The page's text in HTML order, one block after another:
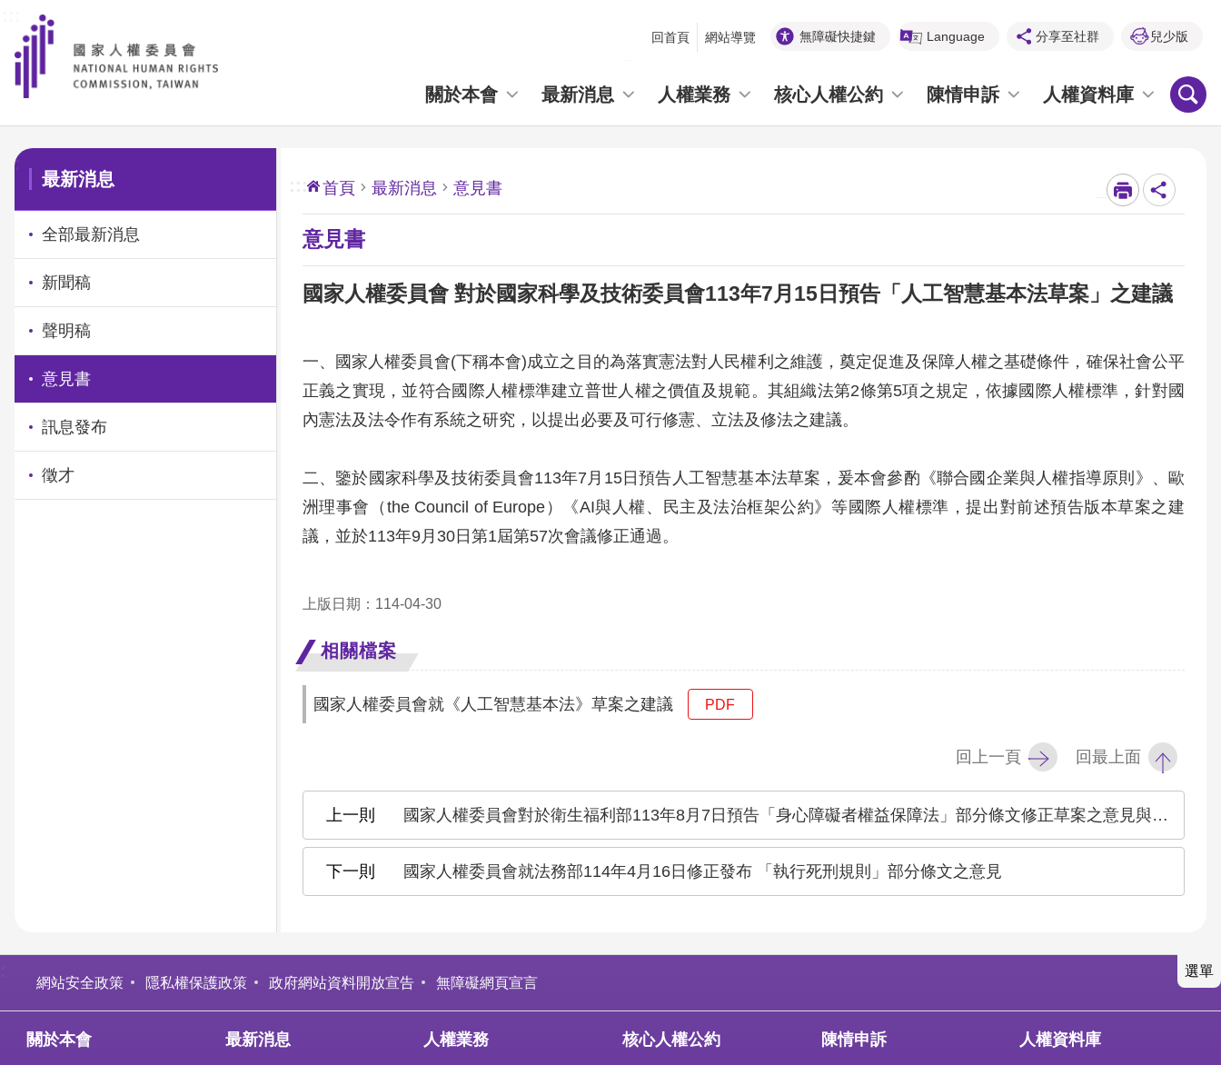
前往主要內容區塊
回首頁 網站導覽 無障礙快捷鍵 Language 分享至社群 兒少版
關於本會 最新消息 人權業務 核心人權公約 陳情申訴 人權資料庫
:::
最新消息
全部最新消息
新聞稿
聲明稿
意見書
訊息發布
徵才
::: 首頁 最新消息 意見書
意見書
國家人權委員會 對於國家科學及技術委員會113年7月15日預告「人工智慧基本法草案」之建議
一、國家人權委員會(下稱本會)成立之目的為落實憲法對人民權利之維護，奠定促進及保障人權之基礎條件，確保社會公平
正義之實現，並符合國際人權標準建立普世人權之價值及規範。其組織法第2條第5項之規定，依據國際人權標準，針對國
內憲法及法令作有系統之研究，以提出必要及可行修憲、立法及修法之建議。
二、鑒於國家科學及技術委員會113年7月15日預告人工智慧基本法草案，爰本會參酌《聯合國企業與人權指導原則》、歐
洲理事會（the Council of Europe）《AI與人權、民主及法治框架公約》等國際人權標準，提出對前述預告版本草案之建
議，並於113年9月30日第1屆第57次會議修正通過。
上版日期：114-04-30
相關檔案
國家人權委員會就《人工智慧基本法》草案之建議 PDF
回上一頁 回最上面
國家人權委員會對於衛生福利部113年8月7日預告「身心障礙者權益保障法」部分條文修正草案之意見與建議
國家人權委員會就法務部114年4月16日修正發布 「執行死刑規則」部分條文之意見
選單
網站安全政策 隱私權保護政策 政府網站資料開放宣告 無障礙網頁宣言
關於本會 最新消息 人權業務 核心人權公約 陳情申訴 人權資料庫